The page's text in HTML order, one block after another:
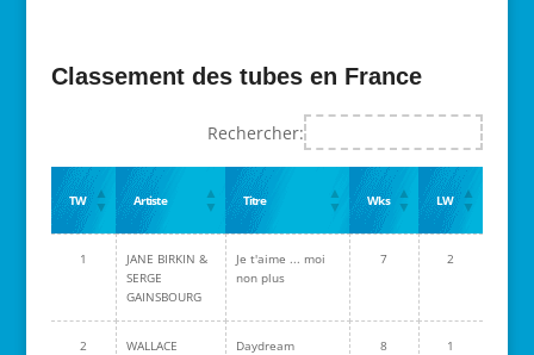
Classement des tubes en France
Rechercher:
TW Artiste Titre Wks LW
1
JANE BIRKIN &
SERGE
GAINSBOURG
Je t'aime ... moi
non plus
7 2
2
WALLACE
Daydream 8 1